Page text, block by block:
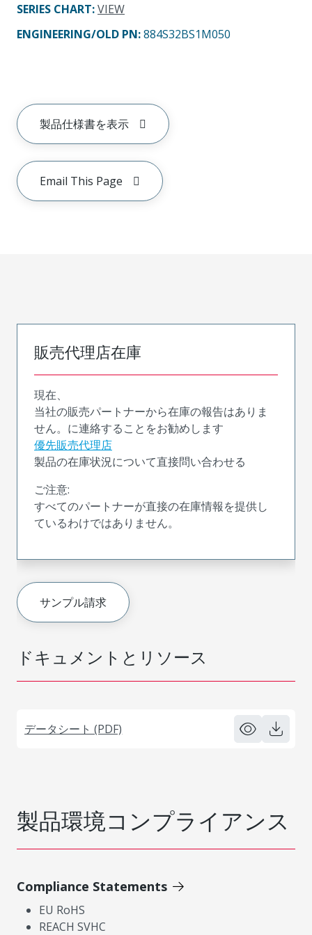
SERIES CHART:VIEW
ENGINEERING/OLD PN:884S32BS1M050
製品仕様書を表示
Email This Page
ドキュメントとリソース
データシート (PDF)
販売代理店在庫
現在、
当社の販売パートナーから在庫の報告はありま
せん。に連絡することをお勧めします
優先販売代理店
製品の在庫状況について直接問い合わせる
ご注意:
すべてのパートナーが直接の在庫情報を提供し
ているわけではありません。
サンプル請求
製品環境コンプライアンス
Compliance Statements
EU RoHS
REACH SVHC